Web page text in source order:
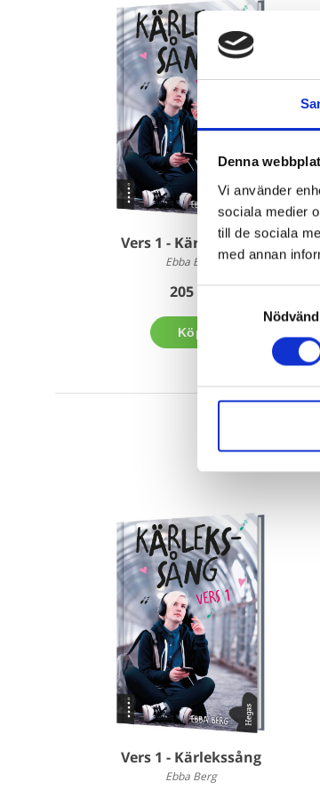
Denna
Vi använder
sociala medier
till de sociala
med annan
Vers 1 - Kärlekssång
Ebba Berg
205 kr
Köp
Vers 1 - Kärlekssång
Ebba Berg